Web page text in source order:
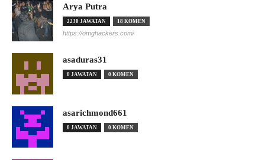
Arya Putra
2230 JAWATAN 18 KOMEN
https://omghackers.com/
asaduras31
0 JAWATAN 0 KOMEN
asarichmond661
0 JAWATAN 0 KOMEN